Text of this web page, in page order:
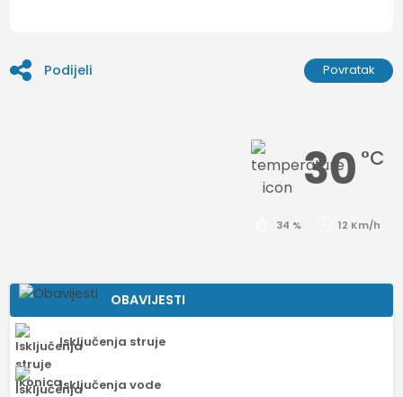
Podijeli Povratak
30 °C
34 % 12 Km/h
OBAVIJESTI
Isključenja struje
Isključenja vode